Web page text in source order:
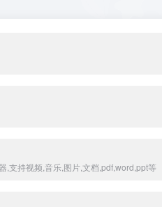
支持视频,音乐,图片,文档,pdf,word,ppt等